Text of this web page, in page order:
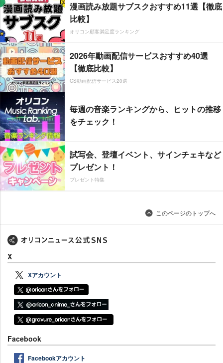
漫画読み放題サブスクおすすめ11選【徹底
比較】
オリコン顧客満足度ランキング
2026年動画配信サービスおすすめ40選
【徹底比較】
CS動画配信サービス20選
毎週の音楽ランキングから、ヒットの推移
をチェック！
試写会、登壇イベント、サインチェキなど
プレゼント！
プレゼント特集
このページのトップへ
X
Xアカウント
Facebook
Facebookアカウント